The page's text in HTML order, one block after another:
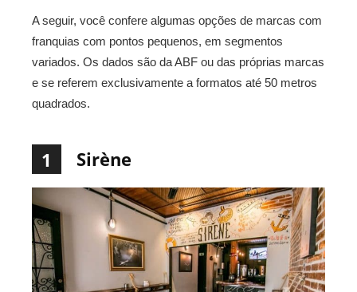
A seguir, você confere algumas opções de marcas com
franquias com pontos pequenos, em segmentos
variados. Os dados são da ABF ou das próprias marcas
e se referem exclusivamente a formatos até 50 metros
quadrados.
1 Sirène